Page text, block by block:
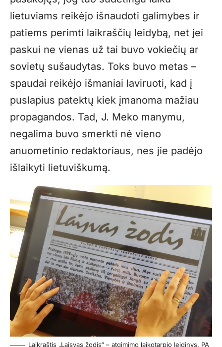
lietuviams reikėjo išnaudoti galimybes ir
patiems perimti laikraščių leidybą, net jei
paskui ne vienas už tai buvo vokiečių ar
sovietų sušaudytas. Toks buvo metas –
spaudai reikėjo išmaniai laviruoti, kad į
puslapius patektų kiek įmanoma mažiau
propagandos. Tad, J. Meko manymu,
negalima buvo smerkti nė vieno
anuometinio redaktoriaus, nes jie padėjo
išlaikyti lietuviškumą.
Laikraštis „Laisvas žodis“ – atgimimo laikotarpio leidinys. PA